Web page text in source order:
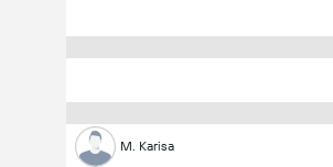
M. Karisa